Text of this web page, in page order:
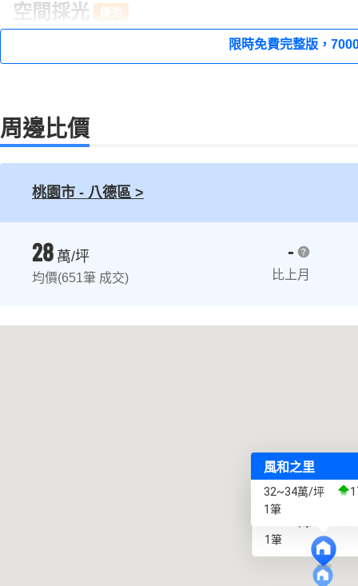
空間採光
邊間、三面採光，明廳明房、雙衛浴開窗。
家務動線：規劃工作陽台，並由廚房進出，掃除家務
訪客動線：無獨立玄關，賓客開門即直視屋內狀況，
限時免費完整版，
周邊比價
桃園市 - 八德區 >
28 萬/坪
均價(651筆 成交)
-
比上月
風和之里
32~34萬/坪
1筆
小蒔光
1筆